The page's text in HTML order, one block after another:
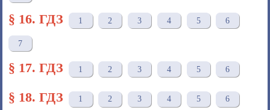
§ 16. ГДЗ 1 2 3 4 5 6
7
§ 17. ГДЗ 1 2 3 4 5 6
§ 18. ГДЗ 1 2 3 4 5 6